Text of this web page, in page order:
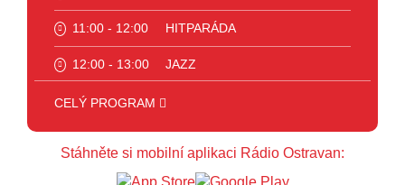
11:00 - 12:00 HITPARÁDA
12:00 - 13:00 JAZZ
13:00 - 14:00
14:00 - 15:00 FOLK
15:00 - 16:00 POP STARS
CELÝ PROGRAM
Stáhněte si mobilní aplikaci Rádio Ostravan: